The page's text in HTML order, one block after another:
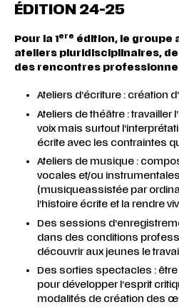
ÉDITION 24-25
Pour la 1ere édition, le groupe
ateliers pluridisciplinaires,
des rencontres
Ateliers d’écriture : création
Ateliers de théâtre : travailler
voix mais surtout
écrite avec les contraintes
Ateliers de musique :
vocales et/ou
(musiqueassistée par
l’histoire écrite et la rendre
Des sessions
dans des conditions
découvrir aux jeunes le
Des sorties spectacles :
pour développer l’esprit
modalités de création des